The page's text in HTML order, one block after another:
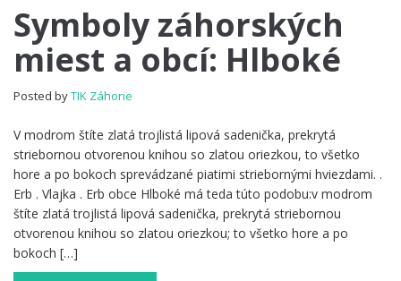
záhorských
miest
a
Symboly záhorských
miest a obcí: Hlboké
Posted byTIK Záhorie
V modrom štíte zlatá trojlistá lipová sadenička, prekrytá
striebornou otvorenou knihou so zlatou oriezkou, to všetko
hore a po bokoch sprevádzané piatimi striebornými hviezdami. .
Erb . Vlajka . Erb obce Hlboké má teda túto podobu:v modrom
štíte zlatá trojlistá lipová sadenička, prekrytá striebornou
otvorenou knihou so zlatou oriezkou; to všetko hore a po
bokoch […]